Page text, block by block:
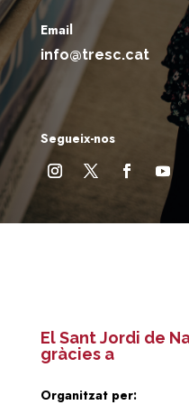
Email
info@tresc.cat
Segueix-nos
El Sant Jordi de
gràcies a
Organitzat per: